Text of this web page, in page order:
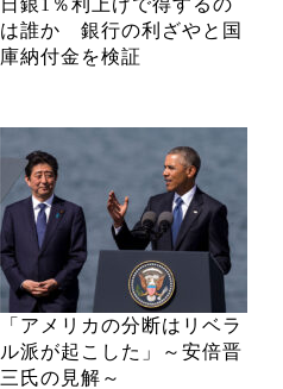
日銀1％利上げで得するの
は誰か 銀行の利ざやと国
庫納付金を検証
「アメリカの分断はリベラ
ル派が起こした」～安倍晋
三氏の見解～